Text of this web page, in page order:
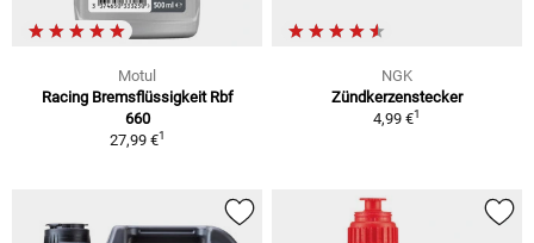
Motul
Racing Bremsflüssigkeit Rbf
660
27,99 €1
NGK
Zündkerzenstecker
4,99 €1